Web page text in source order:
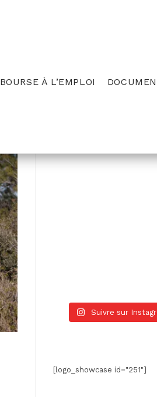
BOURSE À L’EMPLOI
Suivre sur
[logo_showcase id="251"]